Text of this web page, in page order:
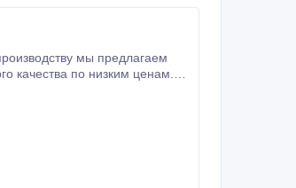
мы предлагаем
качества по низким ценам.